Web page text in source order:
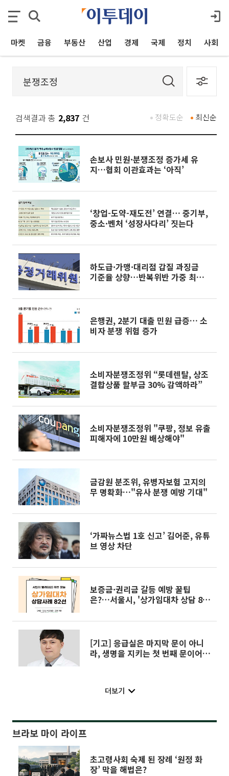
마켓 금융 부동산 산업 경제 국제 정치 사회
검색결과 총 2,837 건 최신순
정확도순
손보사 민원·분쟁조정 증가세 유
지…협회 이관효과는 ‘아직’
‘창업-도약-재도전’ 연결… 중기부,
중소·벤처 ‘성장사다리’ 짓는다
하도급·가맹·대리점 갑질 과징금
기준율 상향…반복위반 가중 최대
은행권, 2분기 대출 민원 급증… 소
비자 분쟁 위험 증가
소비자분쟁조정위 “롯데렌탈, 상조
결합상품 할부금 30% 감액하라”
소비자분쟁조정위 "쿠팡, 정보 유출
피해자에 10만원 배상해야"
금감원 분조위, 유병자보험 고지의
무 명확화…"유사 분쟁 예방 기대"
‘가짜뉴스법 1호 신고’ 김어준, 유튜
브 영상 차단
보증금·권리금 갈등 예방 꿀팁
은?…서울시, '상가임대차 상담 82
[기고] 응급실은 마지막 문이 아니
라, 생명을 지키는 첫 번째 문이어야
더보기
브라보 마이 라이프
초고령사회 숙제 된 장례 ‘원정 화
장’ 막을 해법은?